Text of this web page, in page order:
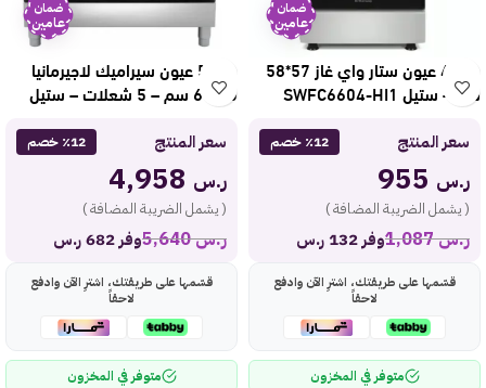
ضمان
عامين
فرن 4 عيون ستار واي غاز 57*58
سم – ستيل SWFC6604-HI1
سعر المنتج ٪12 خصم
ر.س
( يشمل الضريبة المضافة )
ر.س1,087 وفر 132 ر.س
قسّمها على طريقتك، اشترِ الآن وادفع
لاحقاً
متوفر في المخزون
ضمان
عامين
فرن 5 عيون سيراميك لاجيرمانيا
90*60 سم – 5 شعلات – ستيل
TUS9CER61LBX
سعر المنتج ٪12 خصم
ر.س
( يشمل الضريبة المضافة )
ر.س5,640 وفر 682 ر.س
قسّمها على طريقتك، اشترِ الآن وادفع
لاحقاً
متوفر في المخزون